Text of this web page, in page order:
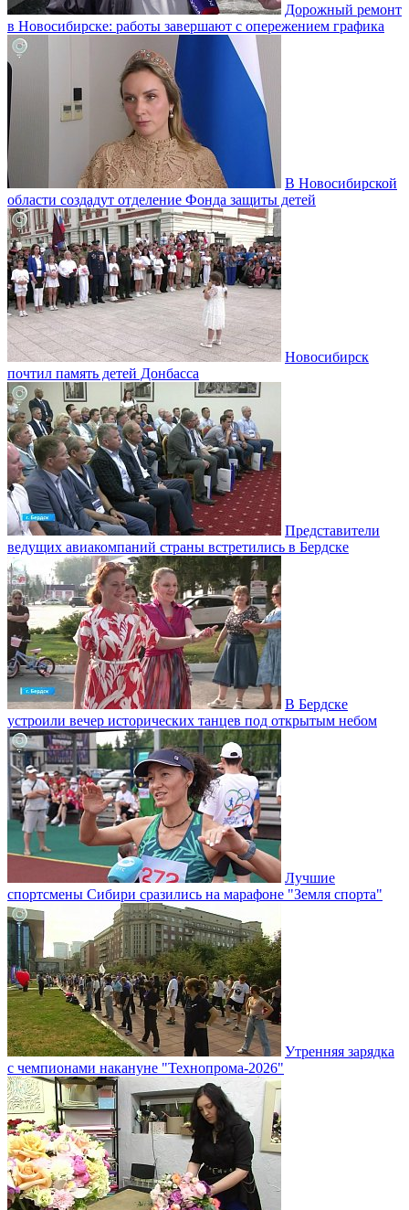
Дорожный ремонт
в Новосибирске: работы завершают с опережением графика
В Новосибирской
области создадут отделение Фонда защиты детей
Новосибирск
почтил память детей Донбасса
Представители
ведущих авиакомпаний страны встретились в Бердске
В Бердске
устроили вечер исторических танцев под открытым небом
Лучшие
спортсмены Сибири сразились на марафоне "Земля спорта"
Утренняя зарядка
с чемпионами накануне "Технопрома-2026"